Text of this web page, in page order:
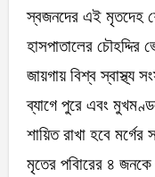
স্বজনদের এই মৃতদেহ
হাসপাতালের চৌহদ্দির
জায়গায় বিশ্ব স্বাস্থ্য
ব্যাগে পুরে এবং
শায়িত রাখা হবে
মৃতের পবিারের ৪